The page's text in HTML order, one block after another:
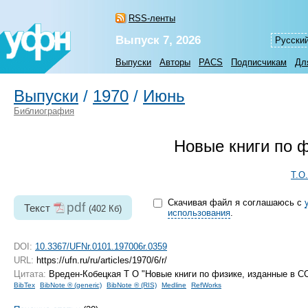
RSS-ленты
Выпуск 7, 2026
Выпуски Авторы PACS Подписчикам
Выпуски / 1970 / Июнь
Библиография
Новые книги по
Т.О.
Текст pdf (402 Кб)
Скачивая файл я соглашаюсь с
использования.
DOI: 10.3367/UFNr.0101.197006r.0359
URL: https://ufn.ru/ru/articles/1970/6/r/
Цитата: Вреден-Кобецкая Т О "Новые книги по физике, изданные в
BibTex BibNote ® (generic) BibNote ® (RIS) Medline RefWorks